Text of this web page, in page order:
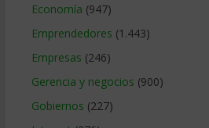
Economía (947)
Emprendedores (1.443)
Empresas (246)
Gerencia y negocios (900)
Gobiernos (227)